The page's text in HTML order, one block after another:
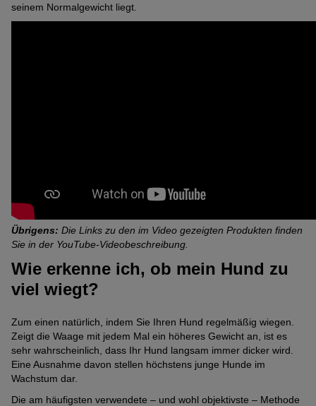
seinem Normalgewicht liegt.
Übrigens: Die Links zu den im Video gezeigten Produkten finden
Sie in der YouTube-Videobeschreibung.
Wie erkenne ich, ob mein Hund zu
viel wiegt?
Zum einen natürlich, indem Sie Ihren Hund regelmäßig wiegen.
Zeigt die Waage mit jedem Mal ein höheres Gewicht an, ist es
sehr wahrscheinlich, dass Ihr Hund langsam immer dicker wird.
Eine Ausnahme davon stellen höchstens junge Hunde im
Wachstum dar.
Die am häufigsten verwendete – und wohl objektivste – Methode